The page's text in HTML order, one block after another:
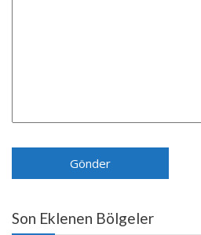
Son Eklenen Bölgeler